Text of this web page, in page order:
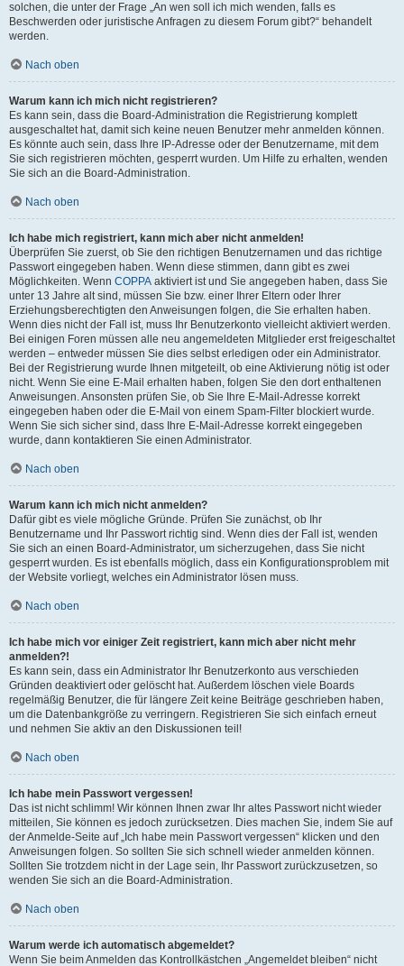
solchen, die unter der Frage „An wen soll ich mich wenden, falls es
Beschwerden oder juristische Anfragen zu diesem Forum gibt?“ behandelt
werden.
Nach oben
Warum kann ich mich nicht registrieren?
Es kann sein, dass die Board-Administration die Registrierung komplett
ausgeschaltet hat, damit sich keine neuen Benutzer mehr anmelden können.
Es könnte auch sein, dass Ihre IP-Adresse oder der Benutzername, mit dem
Sie sich registrieren möchten, gesperrt wurden. Um Hilfe zu erhalten, wenden
Sie sich an die Board-Administration.
Nach oben
Ich habe mich registriert, kann mich aber nicht anmelden!
Überprüfen Sie zuerst, ob Sie den richtigen Benutzernamen und das richtige
Passwort eingegeben haben. Wenn diese stimmen, dann gibt es zwei
Möglichkeiten. Wenn COPPA aktiviert ist und Sie angegeben haben, dass Sie
unter 13 Jahre alt sind, müssen Sie bzw. einer Ihrer Eltern oder Ihrer
Erziehungsberechtigten den Anweisungen folgen, die Sie erhalten haben.
Wenn dies nicht der Fall ist, muss Ihr Benutzerkonto vielleicht aktiviert werden.
Bei einigen Foren müssen alle neu angemeldeten Mitglieder erst freigeschaltet
werden – entweder müssen Sie dies selbst erledigen oder ein Administrator.
Bei der Registrierung wurde Ihnen mitgeteilt, ob eine Aktivierung nötig ist oder
nicht. Wenn Sie eine E-Mail erhalten haben, folgen Sie den dort enthaltenen
Anweisungen. Ansonsten prüfen Sie, ob Sie Ihre E-Mail-Adresse korrekt
eingegeben haben oder die E-Mail von einem Spam-Filter blockiert wurde.
Wenn Sie sich sicher sind, dass Ihre E-Mail-Adresse korrekt eingegeben
wurde, dann kontaktieren Sie einen Administrator.
Nach oben
Warum kann ich mich nicht anmelden?
Dafür gibt es viele mögliche Gründe. Prüfen Sie zunächst, ob Ihr
Benutzername und Ihr Passwort richtig sind. Wenn dies der Fall ist, wenden
Sie sich an einen Board-Administrator, um sicherzugehen, dass Sie nicht
gesperrt wurden. Es ist ebenfalls möglich, dass ein Konfigurationsproblem mit
der Website vorliegt, welches ein Administrator lösen muss.
Nach oben
Ich habe mich vor einiger Zeit registriert, kann mich aber nicht mehr
anmelden?!
Es kann sein, dass ein Administrator Ihr Benutzerkonto aus verschieden
Gründen deaktiviert oder gelöscht hat. Außerdem löschen viele Boards
regelmäßig Benutzer, die für längere Zeit keine Beiträge geschrieben haben,
um die Datenbankgröße zu verringern. Registrieren Sie sich einfach erneut
und nehmen Sie aktiv an den Diskussionen teil!
Nach oben
Ich habe mein Passwort vergessen!
Das ist nicht schlimm! Wir können Ihnen zwar Ihr altes Passwort nicht wieder
mitteilen, Sie können es jedoch zurücksetzen. Dies machen Sie, indem Sie auf
der Anmelde-Seite auf „Ich habe mein Passwort vergessen“ klicken und den
Anweisungen folgen. So sollten Sie sich schnell wieder anmelden können.
Sollten Sie trotzdem nicht in der Lage sein, Ihr Passwort zurückzusetzen, so
wenden Sie sich an die Board-Administration.
Nach oben
Warum werde ich automatisch abgemeldet?
Wenn Sie beim Anmelden das Kontrollkästchen „Angemeldet bleiben“ nicht